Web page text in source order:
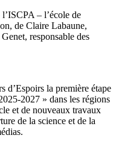
– l’école de
de Claire Labaune,
responsable des
d’Espoirs la première étape
2027 » dans les régions
et de nouveaux travaux
de la science et de la